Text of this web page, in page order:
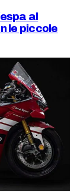
al
le piccole